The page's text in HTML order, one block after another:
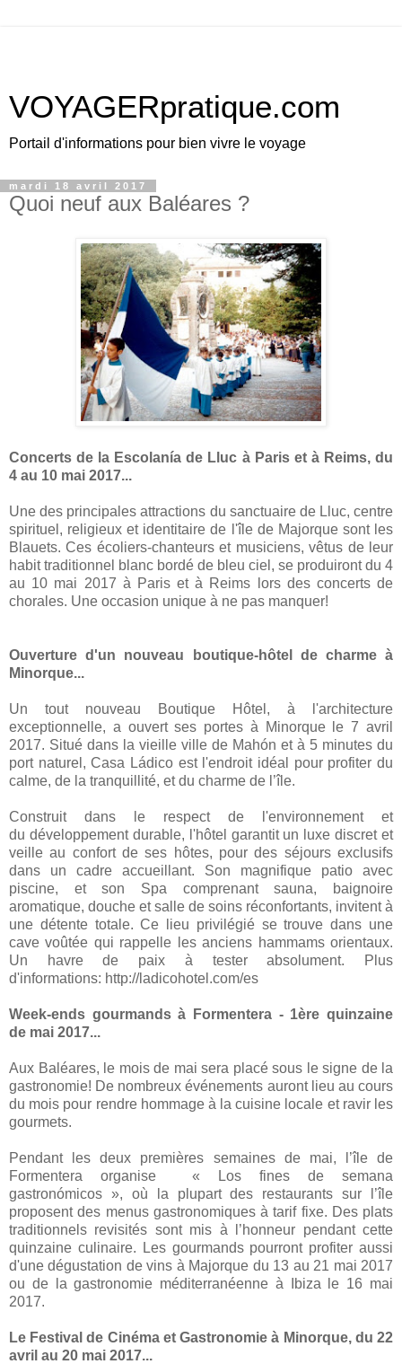
VOYAGERpratique.com
Portail d'informations pour bien vivre le voyage
mardi 18 avril 2017
Quoi neuf aux Baléares ?
Concerts de la Escolanía de Lluc à Paris et à Reims, du
4 au 10 mai 2017...
Une des principales attractions du sanctuaire de Lluc, centre
spirituel, religieux et identitaire de l'île de Majorque sont les
Blauets. Ces écoliers-chanteurs et musiciens, vêtus de leur
habit traditionnel blanc bordé de bleu ciel, se produiront du 4
au 10 mai 2017 à Paris et à Reims lors des concerts de
chorales. Une occasion unique à ne pas manquer!
Ouverture d'un nouveau boutique-hôtel de charme à
Minorque...
Un tout nouveau Boutique Hôtel, à l'architecture
exceptionnelle, a ouvert ses portes à Minorque le 7 avril
2017. Situé dans la vieille ville de Mahón et à 5 minutes du
port naturel, Casa Ládico est l'endroit idéal pour profiter du
calme, de la tranquillité, et du charme de l’île.
Construit dans le respect de l'environnement et
du développement durable, l'hôtel garantit un luxe discret et
veille au confort de ses hôtes, pour des séjours exclusifs
dans un cadre accueillant. Son magnifique patio avec
piscine, et son Spa comprenant sauna, baignoire
aromatique, douche et salle de soins réconfortants, invitent à
une détente totale. Ce lieu privilégié se trouve dans une
cave voûtée qui rappelle les anciens hammams orientaux.
Un havre de paix à tester absolument. Plus
d'informations: http://ladicohotel.com/es
Week-ends gourmands à Formentera - 1ère quinzaine
de mai 2017...
Aux Baléares, le mois de mai sera placé sous le signe de la
gastronomie! De nombreux événements auront lieu au cours
du mois pour rendre hommage à la cuisine locale et ravir les
gourmets.
Pendant les deux premières semaines de mai, l’île de
Formentera organise « Los fines de semana
gastronómicos », où la plupart des restaurants sur l’île
proposent des menus gastronomiques à tarif fixe. Des plats
traditionnels revisités sont mis à l’honneur pendant cette
quinzaine culinaire. Les gourmands pourront profiter aussi
d'une dégustation de vins à Majorque du 13 au 21 mai 2017
ou de la gastronomie méditerranéenne à Ibiza le 16 mai
2017.
Le Festival de Cinéma et Gastronomie à Minorque, du 22
avril au 20 mai 2017...